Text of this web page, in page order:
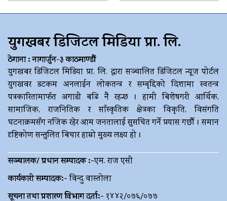
युगखबर डिजिटल मिडिया प्रा. लि.
ठेगाना : नागार्जुन-३ काठमाण्डौं
युगखबर डिजिटल मिडिया प्रा. लि. द्धारा सञ्चालित डिजिटल न्यूज पोर्टल
युगखवर डटकम अनलाईन लोकतन्त्र र सम्बृद्दिको दिशामा स्वतन्त्र
पत्रकारितामार्फत अगाडी बढि नै रहन्छ । हामी बिशेषगरी आर्थिक,
सामाजिक, राजनितिक र साँस्कृतिक क्षेत्रका विकृति, विसंगति
घटनाक्रमसँग नजिक रहेर आम जनतालाई सुसचित गर्ने प्रयास गर्छौ । समान
दृष्टिकोण सन्तुलित बिचार हाम्रो मुख्य लक्ष्य हो ।
सञ्चालक/ प्रधान सम्पादक :-एम. राज एसी
कार्यकारी सम्पादक:-विन्दु वास्तोला
सूचना तथा प्रशारण विभाग दर्ता:- १४४२/०७६/०७७